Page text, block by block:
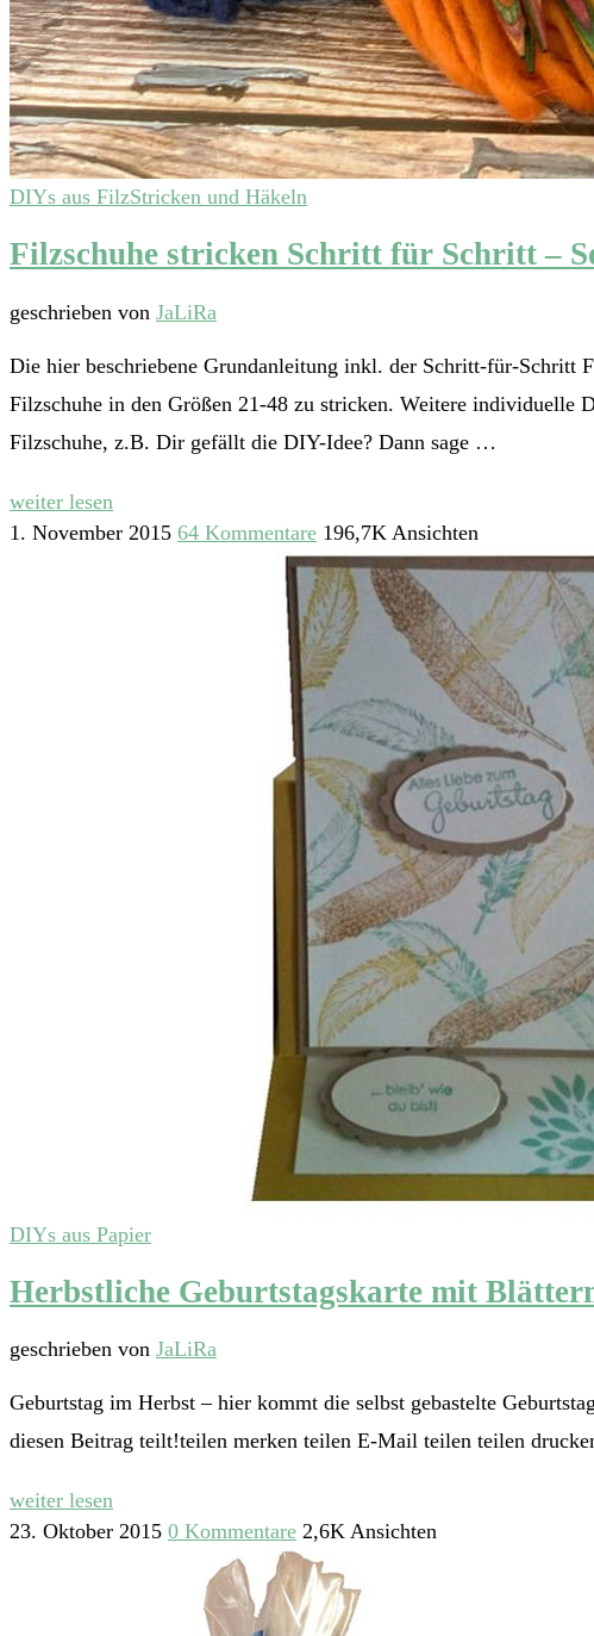
DIYs aus FilzStricken und Häkeln
Filzschuhe stricken Schritt für Schritt –
geschrieben von JaLiRa
Die hier beschriebene Grundanleitung inkl. der Schritt-für-Schritt
Filzschuhe in den Größen 21-48 zu stricken. Weitere individuelle
Filzschuhe, z.B. Dir gefällt die DIY-Idee? Dann sage …
weiter lesen
1. November 2015 64 Kommentare 196,7K Ansichten
DIYs aus Papier
Herbstliche Geburtstagskarte mit
geschrieben von JaLiRa
Geburtstag im Herbst – hier kommt die selbst gebastelte
diesen Beitrag teilt!teilen merken teilen E-Mail teilen teilen
weiter lesen
23. Oktober 2015 0 Kommentare 2,6K Ansichten